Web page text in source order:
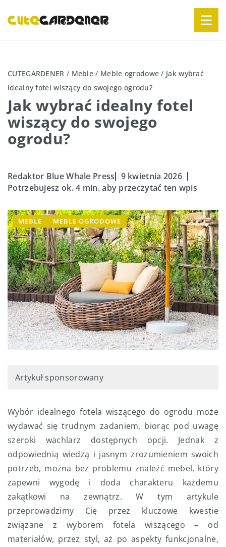
CUTEGARDENER / Meble / Meble ogrodowe / Jak wybrać
idealny fotel wiszący do swojego ogrodu?
Jak wybrać idealny fotel
wiszący do swojego
ogrodu?
Redaktor Blue Whale Press
9 kwietnia 2026
Potrzebujesz ok. 4 min. aby przeczytać ten wpis
MEBLE MEBLE OGRODOWE
Artykuł sponsorowany
Wybór idealnego fotela wiszącego do ogrodu może
wydawać się trudnym zadaniem, biorąc pod uwagę
szeroki wachlarz dostępnych opcji. Jednak z
odpowiednią wiedzą i jasnym zrozumieniem swoich
potrzeb, można bez problemu znaleźć mebel, który
zapewni wygodę i doda charakteru każdemu
zakątkowi na zewnątrz. W tym artykule
przeprowadzimy Cię przez kluczowe kwestie
związane z wyborem fotela wiszącego – od
materiałów, przez styl, aż po aspekty funkcjonalne,